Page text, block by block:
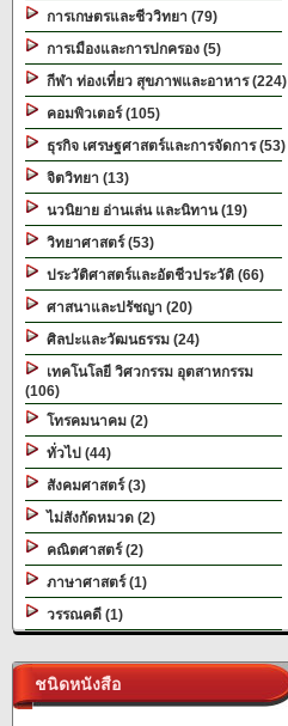
การเกษตรและชีววิทยา (79)
การเมืองและการปกครอง (5)
กีฬา ท่องเที่ยว สุขภาพและอาหาร (224)
คอมพิวเตอร์ (105)
ธุรกิจ เศรษฐศาสตร์และการจัดการ (53)
จิตวิทยา (13)
นวนิยาย อ่านเล่น และนิทาน (19)
วิทยาศาสตร์ (53)
ประวัติศาสตร์และอัตชีวประวัติ (66)
ศาสนาและปรัชญา (20)
ศิลปะและวัฒนธรรม (24)
เทคโนโลยี วิศวกรรม อุตสาหกรรม
(106)
โทรคมนาคม (2)
ทั่วไป (44)
สังคมศาสตร์ (3)
ไม่สังกัดหมวด (2)
คณิตศาสตร์ (2)
ภาษาศาสตร์ (1)
วรรณคดี (1)
ชนิดหนังสือ